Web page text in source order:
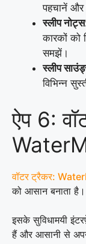
पहचानें और
स्लीप नोट्स
कारकों को
समझें।
स्लीप
विभिन्न
ऐप 6:
वॉटर ट्रैकर:
को आसान बनाता है।
इसके सुविधामयी
हैं और आसानी से